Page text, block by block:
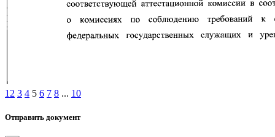
1 2 3 4 5 6 7 8 ... 10
Отправить документ